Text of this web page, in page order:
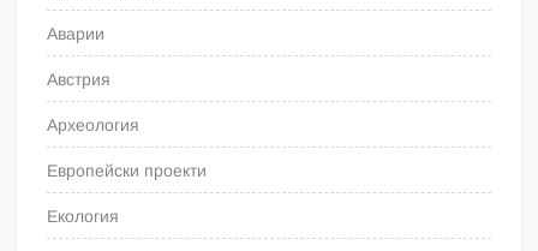
Аварии
Австрия
Археология
Европейски проекти
Екология